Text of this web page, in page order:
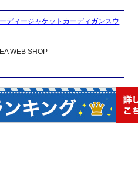
ディージャケットカーディガンスウ
WEB SHOP